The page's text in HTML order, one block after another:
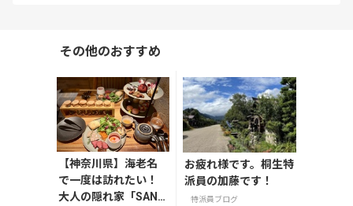
その他のおすすめ
【神奈川県】海老名
で一度は訪れたい！
大人の隠れ家「SAND
お疲れ様です。桐生特
派員の加藤です！
特派員ブログ